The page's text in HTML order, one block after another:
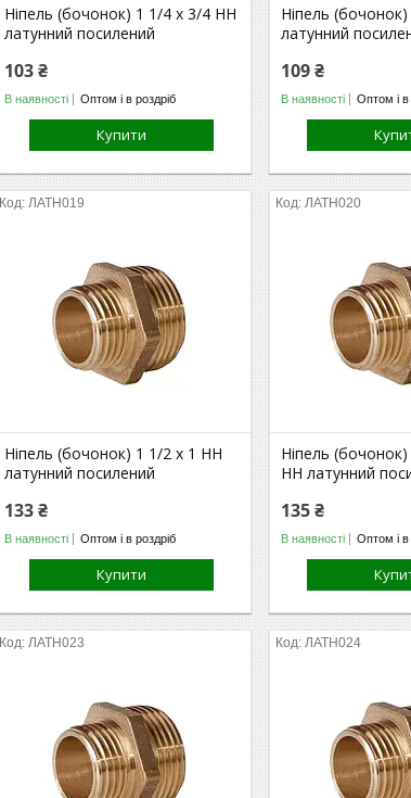
Ніпель (бочонок) 1 1/4 х 3/4 НН
латунний посилений
103 ₴
В наявності Оптом і в роздріб
Купити
Ніпель
латунний
109 ₴
В наявності Оптом і в
ЛАТН019
Ніпель (бочонок) 1 1/2 х 1 НН
латунний посилений
133 ₴
В наявності Оптом і в роздріб
Купити
ЛАТН020
Ніпель
НН латунний
135 ₴
В наявності Оптом і в
ЛАТН023 ЛАТН024